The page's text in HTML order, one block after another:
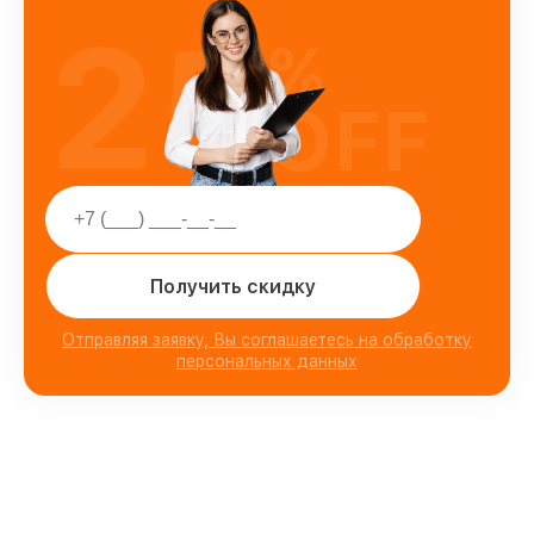
Получить скидку
Отправляя заявку, Вы соглашаетесь на обработку
персональных данных
25%
OFF